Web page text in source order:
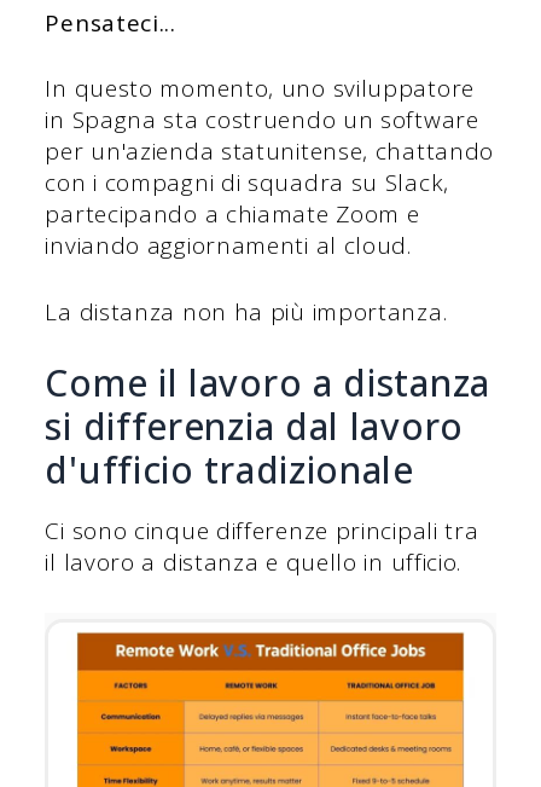
Pensateci...
In questo momento, uno sviluppatore
in Spagna sta costruendo un software
per un'azienda statunitense, chattando
con i compagni di squadra su Slack,
partecipando a chiamate Zoom e
inviando aggiornamenti al cloud.
La distanza non ha più importanza.
Come il lavoro a distanza
si differenzia dal lavoro
d'ufficio tradizionale
Ci sono cinque differenze principali tra
il lavoro a distanza e quello in ufficio.